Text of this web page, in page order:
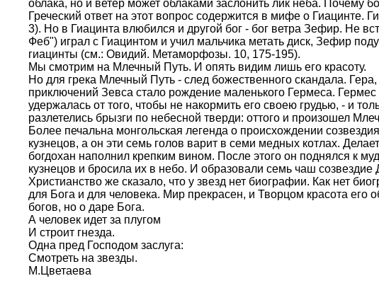
облака, но и ветер может облаками заслонить лик неба. Почему
Греческий ответ на этот вопрос содержится в мифе о
3). Но в Гиацинта влюбился и другой бог - бог ветра Зефир. Не
Феб") играл с Гиацинтом и учил мальчика метать диск, Зефир
гиацинты (см.: Овидий. Метаморфозы. 10, 175-195).
Мы смотрим на Млечный Путь. И опять видим лишь его красоту.
Но для грека Млечный Путь - след божественного скандала.
приключений Зевса стало рождение маленького Гермеса.
удержалась от того, чтобы не накормить его своею грудью, - и
разлетелись брызги по небесной тверди: оттого и произошел
Более печальна монгольская легенда о происхождении
кузнецов, а он эти семь голов варит в семи медных котлах.
богдохан наполнил крепким вином. После этого он поднялся к
кузнецов и бросила их в небо. И образовали семь чаш
Христианство же сказало, что у звезд нет биографии. Как нет
для Бога и для человека. Мир прекрасен, и Творцом красота
богов, но о даре Бога.
А человек идет за плугом
И строит гнезда.
Одна пред Господом заслуга:
Смотреть на звезды.
М.Цветаева